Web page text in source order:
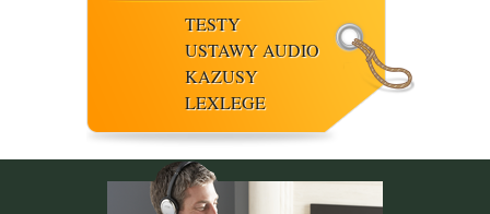
TESTY
USTAWY AUDIO
KAZUSY
LEXLEGE